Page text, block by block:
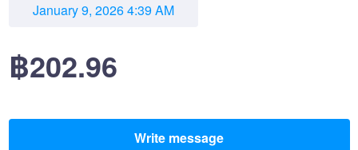
January 9, 2026 4:39 AM
฿202.96
Write message